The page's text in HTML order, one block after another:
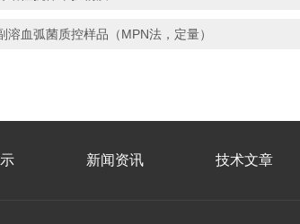
溶血弧菌质控样品（MPN法，定量）
新闻资讯 技术文章